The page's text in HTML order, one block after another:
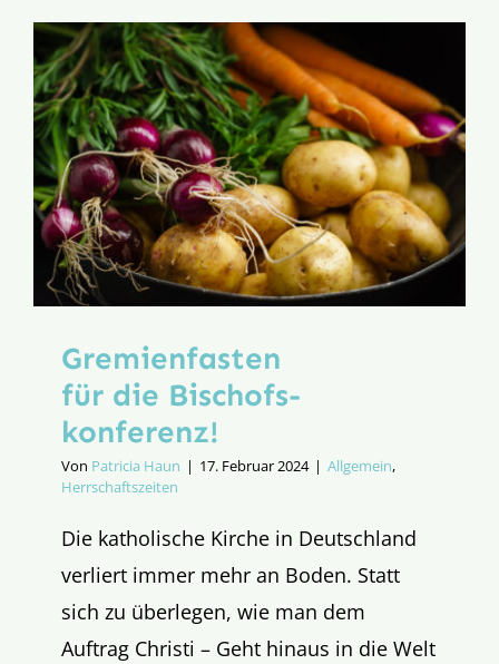
Gremienfasten
für die Bischofs­
konferenz!
Von Patricia Haun | 17. Februar 2024 | Allgemein,
Herrschaftszeiten
Die katholische Kirche in Deutschland
verliert immer mehr an Boden. Statt
sich zu überlegen, wie man dem
Auftrag Christi – Geht hinaus in die Welt